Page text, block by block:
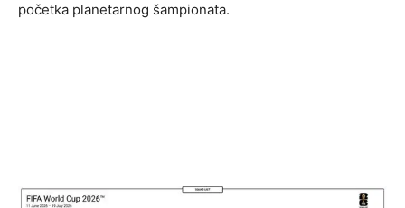
početka planetarnog šampionata.